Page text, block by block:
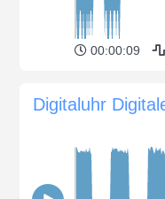
00:00:09
Digitaluhr